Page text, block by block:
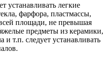
устанавливать легкие
фарфора, пластмассы,
площади, не превышая
предметы из керамики,
и т.п. следует устанавливать